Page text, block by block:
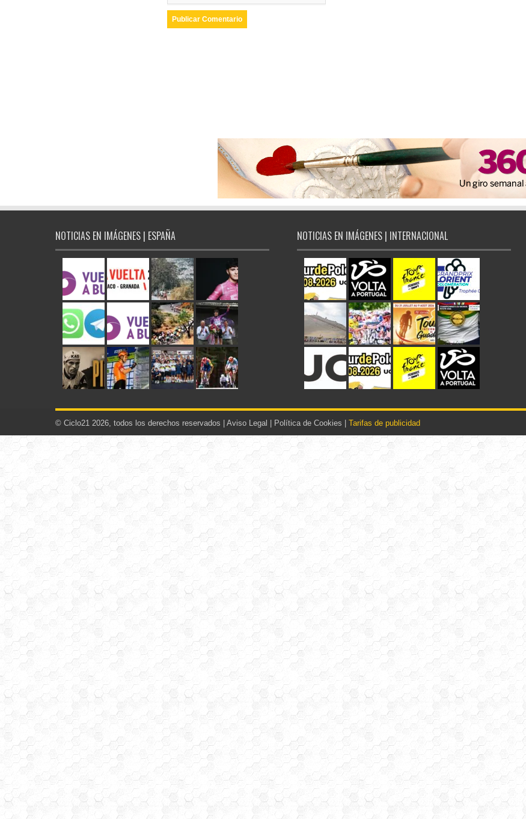
NOTICIAS EN IMÁGENES | ESPAÑA NOTICIAS EN IMÁGENES | INTERNACIONAL
© Ciclo21 2026, todos los derechos reservados | Aviso Legal Política de Cookies Tarifas de publicidad